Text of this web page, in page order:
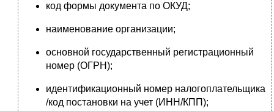
код формы документа по ОКУД;
наименование организации;
основной государственный регистрационный
номер (ОГРН);
идентификационный номер налогоплательщика
/код по­становки на учет (ИНН/КПП);